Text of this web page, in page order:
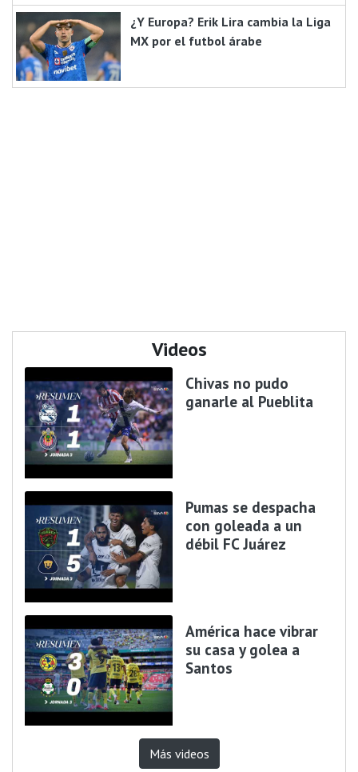
¿Y Europa? Erik Lira cambia la Liga
MX por el futbol árabe
Videos
Chivas no pudo
ganarle al Pueblita
Pumas se despacha
con goleada a un
débil FC Juárez
América hace vibrar
su casa y golea a
Santos
Más videos